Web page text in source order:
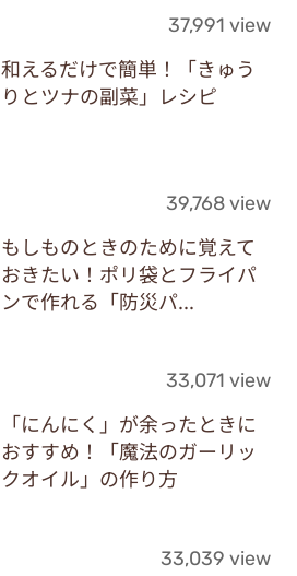
37,991 view
和えるだけで簡単！「きゅう
りとツナの副菜」レシピ
39,768 view
もしものときのために覚えて
おきたい！ポリ袋とフライパ
ンで作れる「防災パ...
33,071 view
「にんにく」が余ったときに
おすすめ！「魔法のガーリッ
クオイル」の作り方
33,039 view